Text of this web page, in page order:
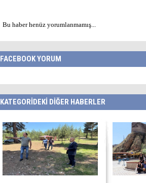
Bu haber henüz yorumlanmamış...
FACEBOOK YORUM
KATEGORİDEKİ DİĞER HABERLER